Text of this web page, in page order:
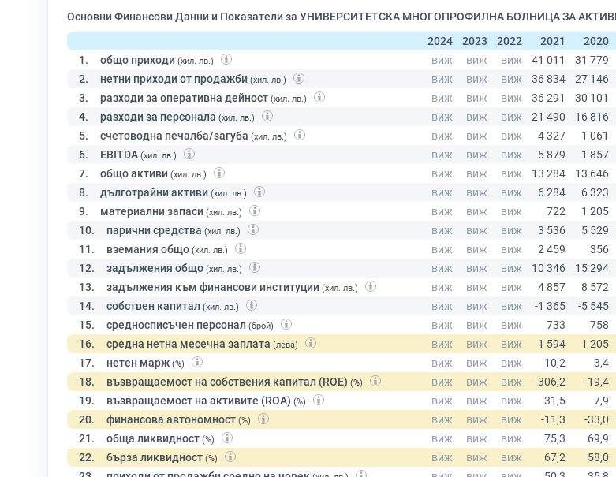
Основни Финансови Данни и Показатели за УНИВЕРСИТЕТСКА МНОГОПРОФИЛНА БОЛНИЦА ЗА
2024
2023 2022 2021 2020
1.
общо приходи (хил. лв.)
2. нетни приходи от продажби (хил. лв.)
3. разходи за оперативна дейност (хил. лв.)
4. разходи за персонала (хил. лв.)
5. счетоводна печалба/загуба (хил. лв.)
6. EBITDA (хил. лв.)
7. общо активи (хил. лв.)
8. дълготрайни активи (хил. лв.)
9. материални запаси (хил. лв.)
10. парични средства (хил. лв.)
11. вземания общо (хил. лв.)
12. задължения общо (хил. лв.)
13. задължения към финансови институции (хил. лв.)
14. собствен капитал (хил. лв.)
15. средносписъчен персонал (брой)
16. средна нетна месечна заплата (лева)
17. нетен марж (%)
18. възвращаемост на собствения капитал (ROE) (%)
19. възвращаемост на активите (ROA) (%)
20. финансова автономност (%)
21. обща ликвидност (%)
22. бърза ликвидност (%)